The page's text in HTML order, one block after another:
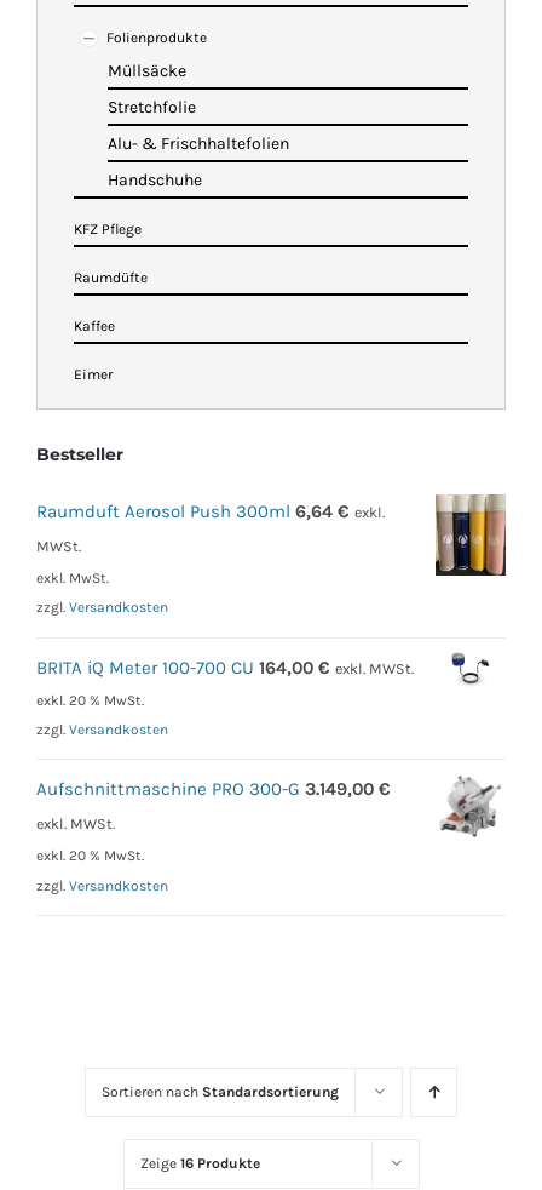
Sortieren nach Standardsortierung
Zeige 16 Produkte
Folienprodukte
Müllsäcke
Stretchfolie
Alu- & Frischhaltefolien
Handschuhe
KFZ Pflege
Raumdüfte
Kaffee
Eimer
Bestseller
Raumduft Aerosol Push 300ml 6,64 € exkl.
MWSt.
exkl. MwSt.
zzgl. Versandkosten
BRITA iQ Meter 100-700 CU 164,00 € exkl. MWSt.
exkl. 20 % MwSt.
zzgl. Versandkosten
Aufschnittmaschine PRO 300-G 3.149,00 €
exkl. MWSt.
exkl. 20 % MwSt.
zzgl. Versandkosten